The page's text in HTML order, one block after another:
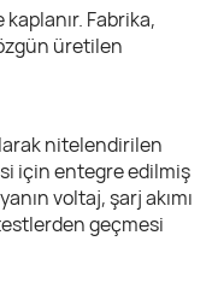
Fabrika,
üretilen
nitelendirilen
için entegre edilmiş
voltaj, şarj akımı
geçmesi